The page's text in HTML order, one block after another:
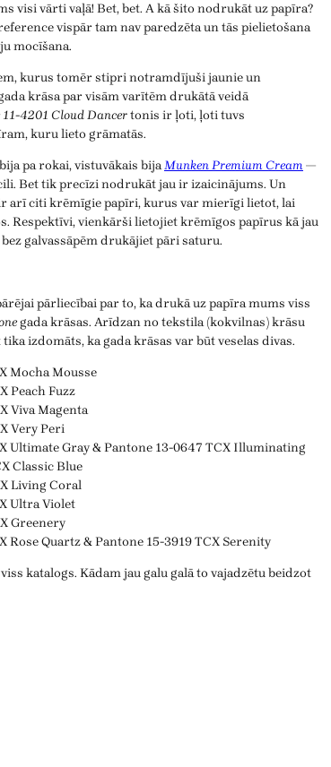
visi vārti vaļā! Bet, bet. A kā šito nodrukāt uz papīra?
vispār tam nav paredzēta un tās pielietošana
mocīšana.
kurus tomēr stipri notramdījuši jaunie un
krāsa par visām varītēm drukātā veidā
11-4201 Cloud Dancertonis ir ļoti, ļoti tuvs
kuru lieto grāmatās.
pa rokai, vistuvākais bijaMunken Premium Cream—
Bet tik precīzi nodrukāt jau ir izaicinājums. Un
arī citi krēmīgie papīri, kurus var mierīgi lietot, lai
Respektīvi, vienkārši lietojiet krēmīgos papīrus kā jau
galvassāpēm drukājiet pāri saturu.
pārliecībai par to, ka drukā uz papīra mums viss
gada krāsas. Arīdzan no tekstila (kokvilnas) krāsu
izdomāts, ka gada krāsas var būt veselas divas.
Mocha Mousse
Peach Fuzz
Viva Magenta
Very Peri
Ultimate Gray & Pantone 13-0647 TCX Illuminating
Classic Blue
Living Coral
Ultra Violet
Greenery
Rose Quartz & Pantone 15-3919 TCX Serenity
katalogs. Kādam jau galu galā to vajadzētu beidzot